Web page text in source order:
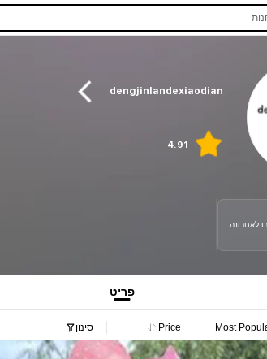
dengjinlandexiaodian
4.91
פריט
Most
Price סינון